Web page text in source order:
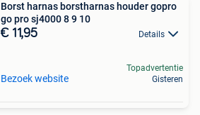
Borst harnas borstharnas houder gopro
go pro sj4000 8 9 10
€ 11,95 Details
Bezoek website
Topadvertentie
Gisteren